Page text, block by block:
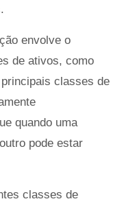
envolve o
de ativos, como
classes de
quando uma
pode estar
classes de